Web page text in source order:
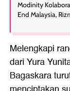
Modinity
End Malaysia,
Melengkapi
dari Yura
Bagaskara